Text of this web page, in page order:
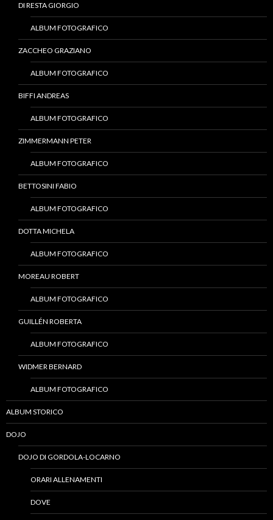
DI RESTA GIORGIO
ALBUM FOTOGRAFICO
ZACCHEO GRAZIANO
ALBUM FOTOGRAFICO
BIFFI ANDREAS
ALBUM FOTOGRAFICO
ZIMMERMANN PETER
ALBUM FOTOGRAFICO
BETTOSINI FABIO
ALBUM FOTOGRAFICO
DOTTA MICHELA
ALBUM FOTOGRAFICO
MOREAU ROBERT
ALBUM FOTOGRAFICO
GUILLÉN ROBERTA
ALBUM FOTOGRAFICO
WIDMER BERNARD
ALBUM FOTOGRAFICO
ALBUM STORICO
DOJO
DOJO DI GORDOLA-LOCARNO
ORARI ALLENAMENTI
DOVE